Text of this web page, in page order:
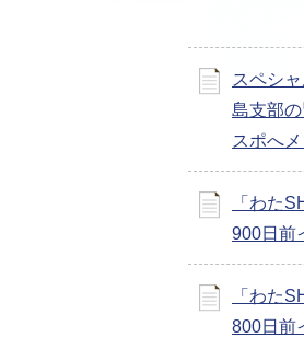
スペシ
島支部
スポへ
「わた
900日前
「わた
800日前